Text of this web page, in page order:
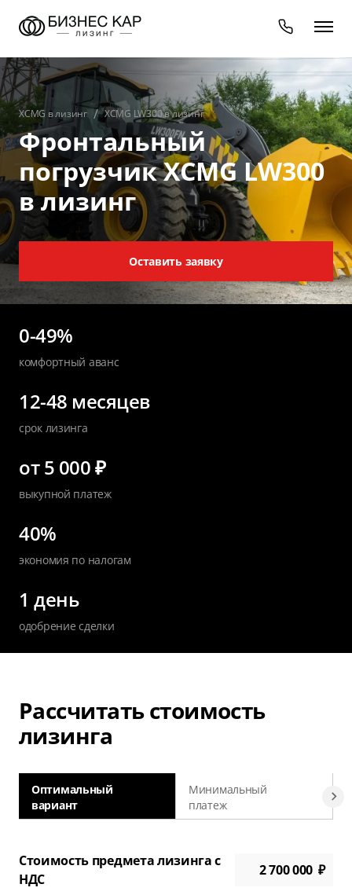
XCMG в лизинг XCMG LW300 в лизинг
Фронтальный
погрузчик XCMG LW300
в лизинг
Оставить заявку
0-49%
комфортный аванс
12-48 месяцев
срок лизинга
от 5 000 ₽
выкупной платеж
40%
экономия по налогам
1 день
одобрение сделки
Рассчитать стоимость
лизинга
Оптимальный
вариант
Минимальный
платеж
Стоимость предмета лизинга с
НДС